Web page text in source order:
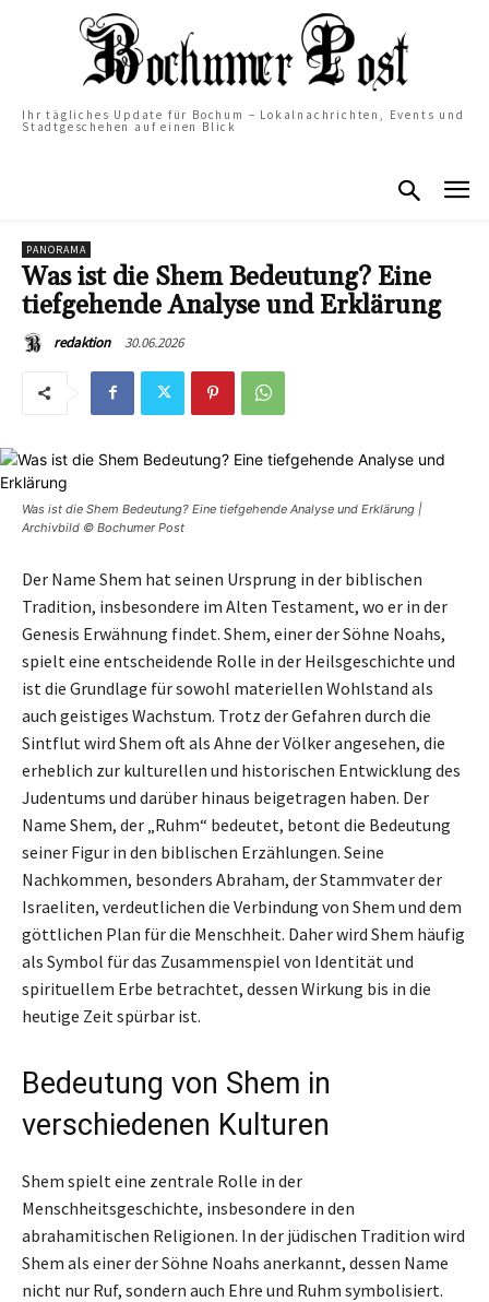
Ihr tägliches Update für Bochum – Lokalnachrichten, Events und
Stadtgeschehen auf einen Blick
PANORAMA
Was ist die Shem Bedeutung? Eine
tiefgehende Analyse und Erklärung
redaktion 30.06.2026
Was ist die Shem Bedeutung? Eine tiefgehende Analyse und Erklärung |
Archivbild © Bochumer Post
Der Name Shem hat seinen Ursprung in der biblischen
Tradition, insbesondere im Alten Testament, wo er in der
Genesis Erwähnung findet. Shem, einer der Söhne Noahs,
spielt eine entscheidende Rolle in der Heilsgeschichte und
ist die Grundlage für sowohl materiellen Wohlstand als
auch geistiges Wachstum. Trotz der Gefahren durch die
Sintflut wird Shem oft als Ahne der Völker angesehen, die
erheblich zur kulturellen und historischen Entwicklung des
Judentums und darüber hinaus beigetragen haben. Der
Name Shem, der „Ruhm“ bedeutet, betont die Bedeutung
seiner Figur in den biblischen Erzählungen. Seine
Nachkommen, besonders Abraham, der Stammvater der
Israeliten, verdeutlichen die Verbindung von Shem und dem
göttlichen Plan für die Menschheit. Daher wird Shem häufig
als Symbol für das Zusammenspiel von Identität und
spirituellem Erbe betrachtet, dessen Wirkung bis in die
heutige Zeit spürbar ist.
Bedeutung von Shem in
verschiedenen Kulturen
Shem spielt eine zentrale Rolle in der
Menschheitsgeschichte, insbesondere in den
abrahamitischen Religionen. In der jüdischen Tradition wird
Shem als einer der Söhne Noahs anerkannt, dessen Name
nicht nur Ruf, sondern auch Ehre und Ruhm symbolisiert.